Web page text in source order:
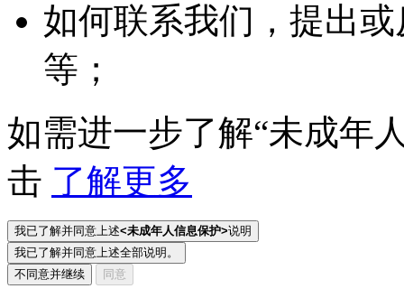
如何联系我们，提出
等；
如需进一步了解“未成年
击 了解更多
我已了解并同意上述<未成年人信息保护>说明
我已了解并同意上述全部说明。
不同意并继续
同意